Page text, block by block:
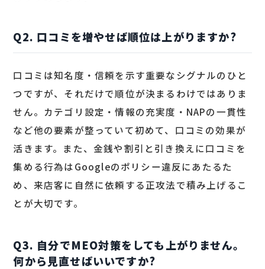
Q2. 口コミを増やせば順位は上がりますか?
口コミは知名度・信頼を示す重要なシグナルのひと
つですが、それだけで順位が決まるわけではありま
せん。カテゴリ設定・情報の充実度・NAPの一貫性
など他の要素が整っていて初めて、口コミの効果が
活きます。また、金銭や割引と引き換えに口コミを
集める行為はGoogleのポリシー違反にあたるた
め、来店客に自然に依頼する正攻法で積み上げるこ
とが大切です。
Q3. 自分でMEO対策をしても上がりません。
何から見直せばいいですか?